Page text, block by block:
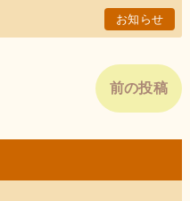
お知らせ
前の投稿